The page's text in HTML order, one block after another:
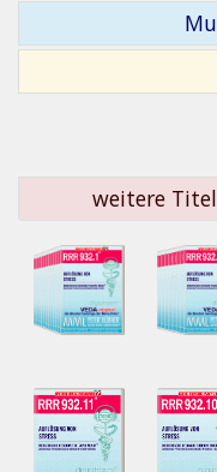
weitere